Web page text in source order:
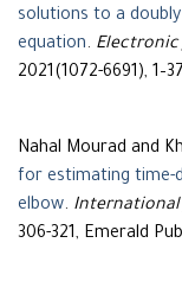
solutions to a
equation.
2021(1072-6691), 1–37
Nahal Mourad and
for estimating time-
elbow.
306-321, Emerald